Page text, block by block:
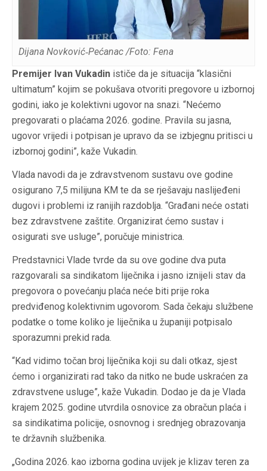
Dijana Novković‑Pećanac /Foto: Fena
Premijer Ivan Vukadin ističe da je situacija “klasični
ultimatum” kojim se pokušava otvoriti pregovore u izbornoj
godini, iako je kolektivni ugovor na snazi. “Nećemo
pregovarati o plaćama 2026. godine. Pravila su jasna,
ugovor vrijedi i potpisan je upravo da se izbjegnu pritisci u
izbornoj godini”, kaže Vukadin.
Vlada navodi da je zdravstvenom sustavu ove godine
osigurano 7,5 milijuna KM te da se rješavaju naslijeđeni
dugovi i problemi iz ranijih razdoblja. “Građani neće ostati
bez zdravstvene zaštite. Organizirat ćemo sustav i
osigurati sve usluge”, poručuje ministrica.
Predstavnici Vlade tvrde da su ove godine dva puta
razgovarali sa sindikatom liječnika i jasno iznijeli stav da
pregovora o povećanju plaća neće biti prije roka
predviđenog kolektivnim ugovorom. Sada čekaju službene
podatke o tome koliko je liječnika u županiji potpisalo
sporazumni prekid rada.
“Kad vidimo točan broj liječnika koji su dali otkaz, sjest
ćemo i organizirati rad tako da nitko ne bude uskraćen za
zdravstvene usluge”, kaže Vukadin. Dodao je da je Vlada
krajem 2025. godine utvrdila osnovice za obračun plaća i
sa sindikatima policije, osnovnog i srednjeg obrazovanja
te državnih službenika.
„Godina 2026. kao izborna godina uvijek je klizav teren za